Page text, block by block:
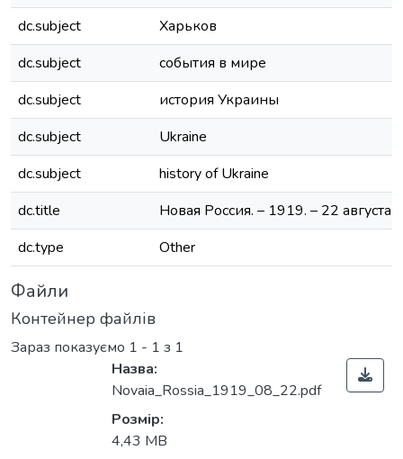
dc.subject
Харьков
dc.subject
события в мире
dc.subject
история Украины
dc.subject
Ukraine
dc.subject
history of Ukraine
dc.title
Новая Россия. – 1919. – 22
dc.type
Other
Файли
Контейнер файлів
Зараз показуємо 1 - 1 з 1
Назва:
Novaia_Rossia_1919_08_22.pdf
Розмір:
4,43 MB